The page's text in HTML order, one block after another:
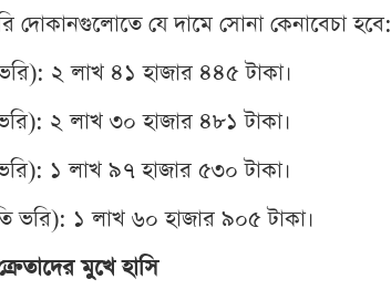
দোকানগুলোতে যে দামে সোনা কেনাবেচা হবে:
২ লাখ ৪১ হাজার ৪৪৫ টাকা।
২ লাখ ৩০ হাজার ৪৮১ টাকা।
১ লাখ ৯৭ হাজার ৫৩০ টাকা।
ভরি): ১ লাখ ৬০ হাজার ৯০৫ টাকা।
মুখে হাসি